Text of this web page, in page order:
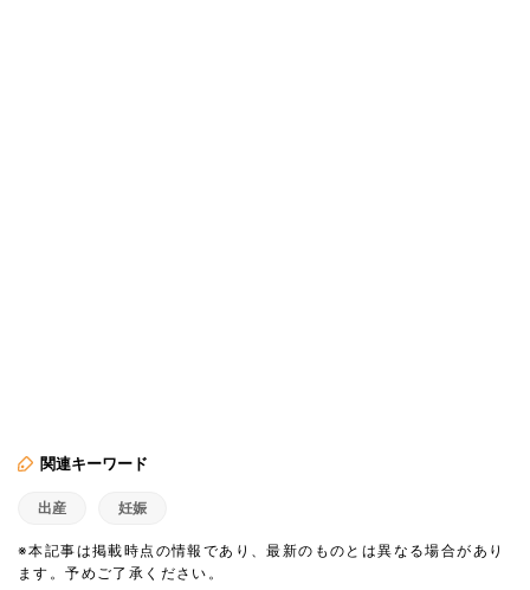
関連キーワード
出産 妊娠
※本記事は掲載時点の情報であり、最新のものとは異なる場合があり
ます。予めご了承ください。